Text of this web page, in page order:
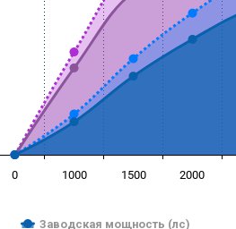
Заводская мощность (лс)
0 1000 1500 2000